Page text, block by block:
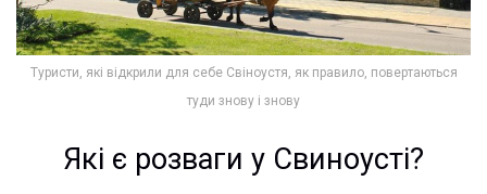
Туристи, які відкрили для себе Свіноустя, як правило, повертаються
туди знову і знову
Які є розваги у Свиноусті?